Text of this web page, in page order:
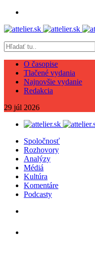
O časopise
Tlačené vydania
Najnovšie vydanie
Redakcia
29 júl 2026
Spoločnosť
Rozhovory
Analýzy
Médiá
Kultúra
Komentáre
Podcasty